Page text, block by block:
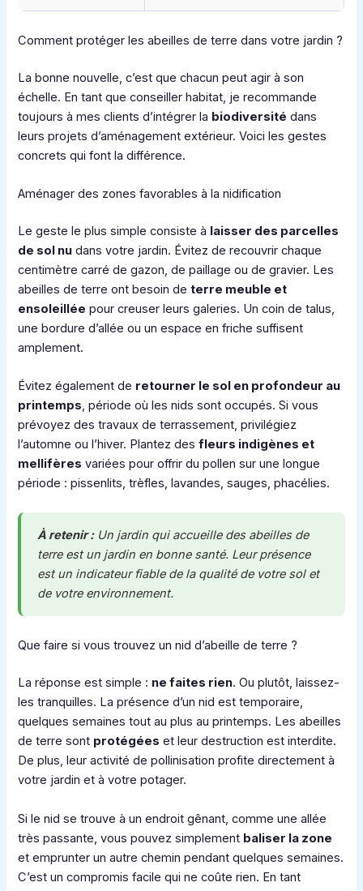
Comment protéger les abeilles de terre dans votre jardin ?
La bonne nouvelle, c’est que chacun peut agir à son
échelle. En tant que conseiller habitat, je recommande
toujours à mes clients d’intégrer la biodiversité dans
leurs projets d’aménagement extérieur. Voici les gestes
concrets qui font la différence.
Aménager des zones favorables à la nidification
Le geste le plus simple consiste à laisser des parcelles
de sol nu dans votre jardin. Évitez de recouvrir chaque
centimètre carré de gazon, de paillage ou de gravier. Les
abeilles de terre ont besoin de terre meuble et
ensoleillée pour creuser leurs galeries. Un coin de talus,
une bordure d’allée ou un espace en friche suffisent
amplement.
Évitez également de retourner le sol en profondeur au
printemps, période où les nids sont occupés. Si vous
prévoyez des travaux de terrassement, privilégiez
l’automne ou l’hiver. Plantez desfleurs indigènes et
mellifères variées pour offrir du pollen sur une longue
période : pissenlits, trèfles, lavandes, sauges, phacélies.
À retenir :Un jardin qui accueille des abeilles de
terre est un jardin en bonne santé. Leur présence
est un indicateur fiable de la qualité de votre sol et
de votre environnement.
Que faire si vous trouvez un nid d’abeille de terre ?
La réponse est simple : ne faites rien. Ou plutôt, laissez-
les tranquilles. La présence d’un nid est temporaire,
quelques semaines tout au plus au printemps. Les abeilles
de terre sont protégées et leur destruction est interdite.
De plus, leur activité de pollinisation profite directement à
votre jardin et à votre potager.
Si le nid se trouve à un endroit gênant, comme une allée
très passante, vous pouvez simplement baliser la zone
et emprunter un autre chemin pendant quelques semaines.
C’est un compromis facile qui ne coûte rien. En tant